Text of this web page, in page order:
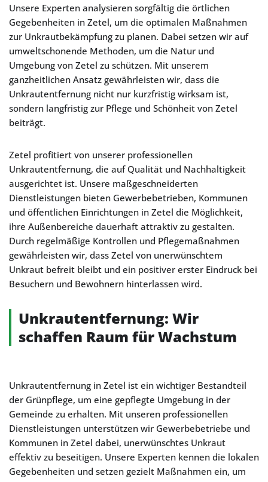
Unsere Experten analysieren sorgfältig die örtlichen
Gegebenheiten in Zetel, um die optimalen Maßnahmen
zur Unkrautbekämpfung zu planen. Dabei setzen wir auf
umweltschonende Methoden, um die Natur und
Umgebung von Zetel zu schützen. Mit unserem
ganzheitlichen Ansatz gewährleisten wir, dass die
Unkrautentfernung nicht nur kurzfristig wirksam ist,
sondern langfristig zur Pflege und Schönheit von Zetel
beiträgt.
Zetel profitiert von unserer professionellen
Unkrautentfernung, die auf Qualität und Nachhaltigkeit
ausgerichtet ist. Unsere maßgeschneiderten
Dienstleistungen bieten Gewerbebetrieben, Kommunen
und öffentlichen Einrichtungen in Zetel die Möglichkeit,
ihre Außenbereiche dauerhaft attraktiv zu gestalten.
Durch regelmäßige Kontrollen und Pflegemaßnahmen
gewährleisten wir, dass Zetel von unerwünschtem
Unkraut befreit bleibt und ein positiver erster Eindruck bei
Besuchern und Bewohnern hinterlassen wird.
Unkrautentfernung: Wir
schaffen Raum für Wachstum
Unkrautentfernung in Zetel ist ein wichtiger Bestandteil
der Grünpflege, um eine gepflegte Umgebung in der
Gemeinde zu erhalten. Mit unseren professionellen
Dienstleistungen unterstützen wir Gewerbebetriebe und
Kommunen in Zetel dabei, unerwünschtes Unkraut
effektiv zu beseitigen. Unsere Experten kennen die lokalen
Gegebenheiten und setzen gezielt Maßnahmen ein, um